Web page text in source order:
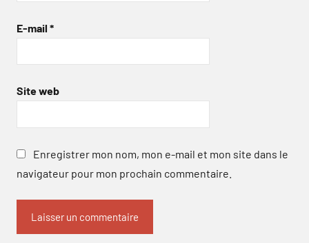
E-mail *
Site web
Enregistrer mon nom, mon e-mail et mon site dans le
navigateur pour mon prochain commentaire.